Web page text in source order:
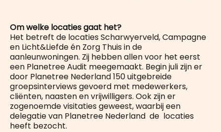
Om welke locaties gaat het?
Het betreft de locaties Scharwyerveld, Campagne
en Licht&Liefde én Zorg Thuis in de
aanleunwoningen. Zij hebben allen voor het eerst
een Planetree Audit meegemaakt. Begin juli zijn er
door Planetree Nederland 150 uitgebreide
groepsinterviews gevoerd met medewerkers,
cliënten, naasten en vrijwilligers. Ook zijn er
zogenoemde visitaties geweest, waarbij een
delegatie van Planetree Nederland de locaties
heeft bezocht.